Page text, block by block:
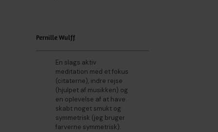
Pernille Wulff
En slags aktiv
meditation med et fokus
(citaterne), indre rejse
(hjulpet af musikken) og
en oplevelse af at have
skabt noget smukt og
symmetrisk (jeg bruger
farverne symmetrisk).